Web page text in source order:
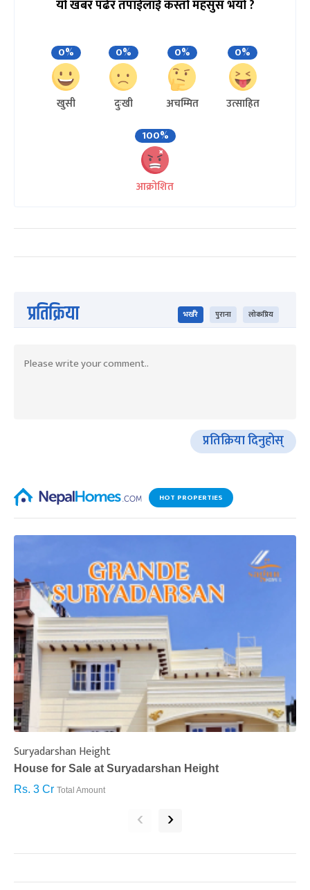
यो खबर पढेर तपाईलाई कस्तो महसुस भयो ?
0%
खुसी
0%
दुःखी
0%
अचम्मित
0%
उत्साहित
100%
आक्रोशित
प्रतिक्रिया भर्खरै पुराना लोकप्रिय
प्रतिक्रिया दिनुहोस्
HOT PROPERTIES
Suryadarshan Height
House for Sale at Suryadarshan Height
Rs. 3 Cr Total Amount
‹ ›